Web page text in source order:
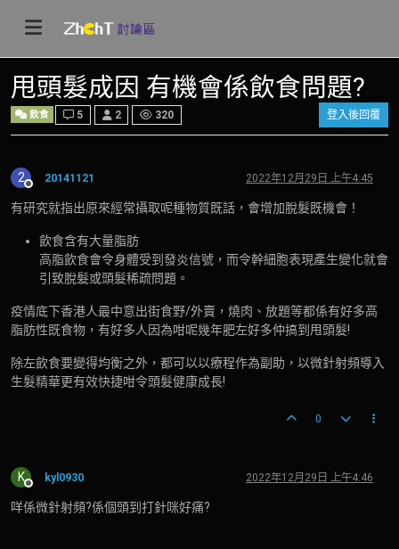
甩頭髮成因 有機會係飲食問題?
飲食 5 2 320 登入後回覆
2
離線
20141121 2022年12月29日 上午4:45
有研究就指出原來經常攝取呢種物質既話，會增加脫髮既機會！
飲食含有大量脂肪
高脂飲食會令身體受到發炎信號，而令幹細胞表現產生變化就會
引致脫髮或頭髮稀疏問題。
疫情底下香港人最中意出街食野/外賣，燒肉、放題等都係有好多高
脂肪性既食物，有好多人因為咁呢幾年肥左好多仲搞到甩頭髮!
除左飲食要變得均衡之外，都可以以療程作為副助，以微針射頻導入
生髮精華更有效快捷咁令頭髮健康成長!
0
K
離線
kyl0930 2022年12月29日 上午4:46
咩係微針射頻?係個頭到打針咪好痛?